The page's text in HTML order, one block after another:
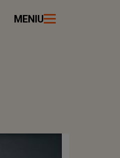
MENIU